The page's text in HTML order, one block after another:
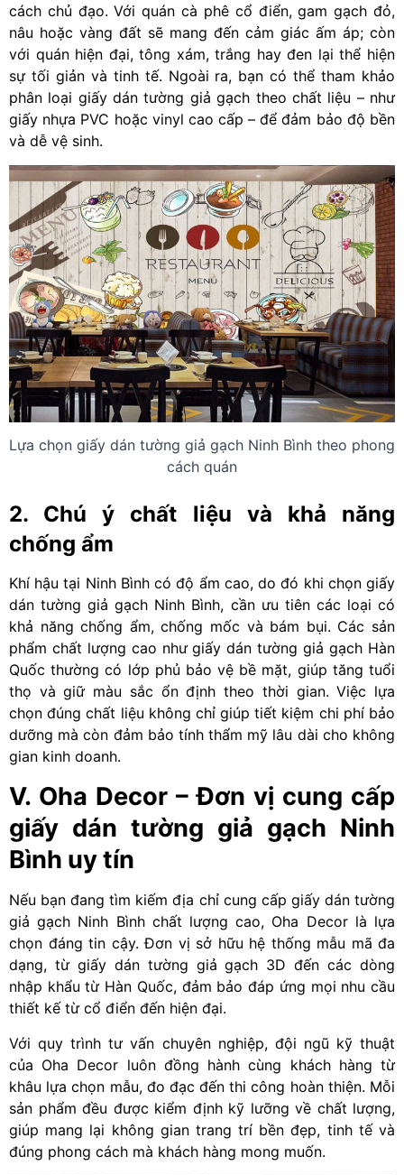
cách chủ đạo. Với quán cà phê cổ điển, gam gạch đỏ,
nâu hoặc vàng đất sẽ mang đến cảm giác ấm áp; còn
với quán hiện đại, tông xám, trắng hay đen lại thể hiện
sự tối giản và tinh tế. Ngoài ra, bạn có thể tham khảo
phân loại giấy dán tường giả gạch theo chất liệu – như
giấy nhựa PVC hoặc vinyl cao cấp – để đảm bảo độ bền
và dễ vệ sinh.
Lựa chọn giấy dán tường giả gạch Ninh Bình theo phong
cách quán
2. Chú ý chất liệu và khả năng
chống ẩm
Khí hậu tại Ninh Bình có độ ẩm cao, do đó khi chọn giấy
dán tường giả gạch Ninh Bình, cần ưu tiên các loại có
khả năng chống ẩm, chống mốc và bám bụi. Các sản
phẩm chất lượng cao như giấy dán tường giả gạch Hàn
Quốc thường có lớp phủ bảo vệ bề mặt, giúp tăng tuổi
thọ và giữ màu sắc ổn định theo thời gian. Việc lựa
chọn đúng chất liệu không chỉ giúp tiết kiệm chi phí bảo
dưỡng mà còn đảm bảo tính thẩm mỹ lâu dài cho không
gian kinh doanh.
V. Oha Decor – Đơn vị cung cấp
giấy dán tường giả gạch Ninh
Bình uy tín
Nếu bạn đang tìm kiếm địa chỉ cung cấp giấy dán tường
giả gạch Ninh Bình chất lượng cao, Oha Decor là lựa
chọn đáng tin cậy. Đơn vị sở hữu hệ thống mẫu mã đa
dạng, từ giấy dán tường giả gạch 3D đến các dòng
nhập khẩu từ Hàn Quốc, đảm bảo đáp ứng mọi nhu cầu
thiết kế từ cổ điển đến hiện đại.
Với quy trình tư vấn chuyên nghiệp, đội ngũ kỹ thuật
của Oha Decor luôn đồng hành cùng khách hàng từ
khâu lựa chọn mẫu, đo đạc đến thi công hoàn thiện. Mỗi
sản phẩm đều được kiểm định kỹ lưỡng về chất lượng,
giúp mang lại không gian trang trí bền đẹp, tinh tế và
đúng phong cách mà khách hàng mong muốn.